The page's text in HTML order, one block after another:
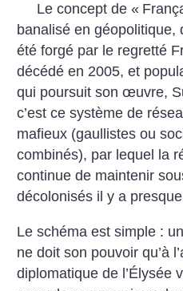
Le concept de «
banalisé en géopolitique,
été forgé par le regretté
décédé en 2005, et
qui poursuit son œuvre,
c’est ce système de
mafieux (gaullistes ou
combinés), par lequel la
continue de maintenir
décolonisés il y a
Le schéma est simple :
ne doit son pouvoir qu’à
diplomatique de l’Élysée